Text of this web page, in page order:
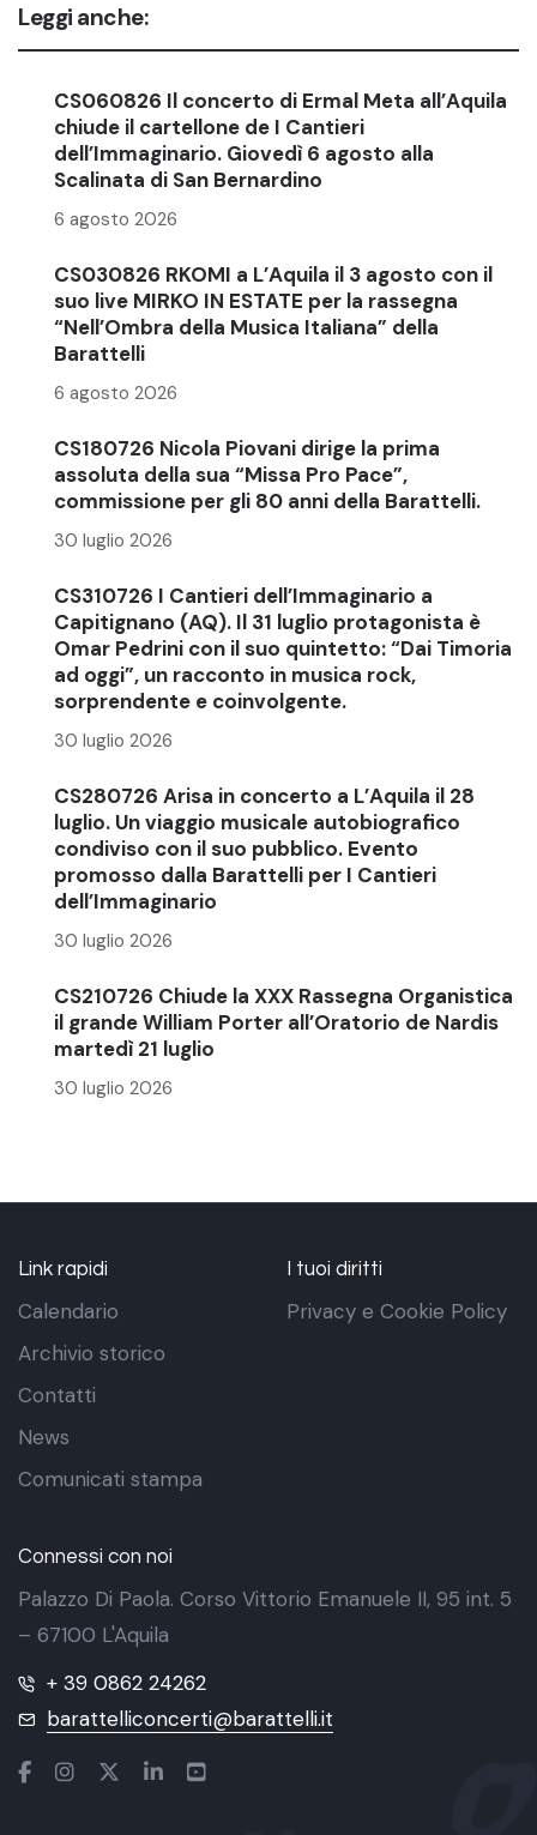
Leggi anche:
CS060826 Il concerto di Ermal Meta all’Aquila
chiude il cartellone de I Cantieri
dell’Immaginario. Giovedì 6 agosto alla
Scalinata di San Bernardino
6 agosto 2026
CS030826 RKOMI a L’Aquila il 3 agosto con il
suo live MIRKO IN ESTATE per la rassegna
“Nell’Ombra della Musica Italiana” della
Barattelli
6 agosto 2026
CS180726 Nicola Piovani dirige la prima
assoluta della sua “Missa Pro Pace”,
commissione per gli 80 anni della Barattelli.
30 luglio 2026
CS310726 I Cantieri dell’Immaginario a
Capitignano (AQ). Il 31 luglio protagonista è
Omar Pedrini con il suo quintetto: “Dai Timoria
ad oggi”, un racconto in musica rock,
sorprendente e coinvolgente.
30 luglio 2026
CS280726 Arisa in concerto a L’Aquila il 28
luglio. Un viaggio musicale autobiografico
condiviso con il suo pubblico. Evento
promosso dalla Barattelli per I Cantieri
dell’Immaginario
30 luglio 2026
CS210726 Chiude la XXX Rassegna Organistica
il grande William Porter all’Oratorio de Nardis
martedì 21 luglio
30 luglio 2026
Link rapidi
Calendario
Archivio storico
Contatti
News
Comunicati stampa
I tuoi diritti
Privacy e Cookie Policy
Connessi con noi
Palazzo Di Paola. Corso Vittorio Emanuele II, 95 int. 5
– 67100 L'Aquila
+ 39 0862 24262
barattelliconcerti@barattelli.it